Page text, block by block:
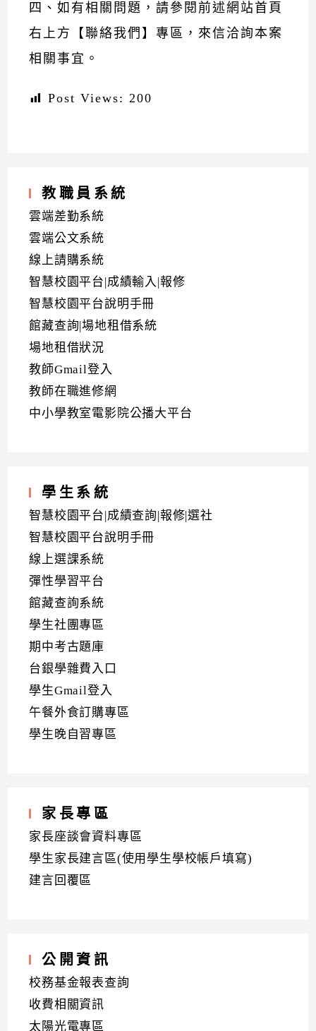
四、如有相關問題，請參閱前述網站首頁
右上方【聯絡我們】專區，來信洽詢本案
相關事宜。
Post Views: 200
教職員系統
雲端差勤系統
雲端公文系統
線上請購系統
智慧校園平台|成績輸入|報修
智慧校園平台說明手冊
館藏查詢|場地租借系統
場地租借狀況
教師Gmail登入
教師在職進修網
中小學教室電影院公播大平台
學生系統
智慧校園平台|成績查詢|報修|選社
智慧校園平台說明手冊
線上選課系統
彈性學習平台
館藏查詢系統
學生社團專區
期中考古題庫
台銀學雜費入口
學生Gmail登入
午餐外食訂購專區
學生晚自習專區
家長專區
家長座談會資料專區
學生家長建言區(使用學生學校帳戶填寫)
建言回覆區
公開資訊
校務基金報表查詢
收費相關資訊
太陽光電專區